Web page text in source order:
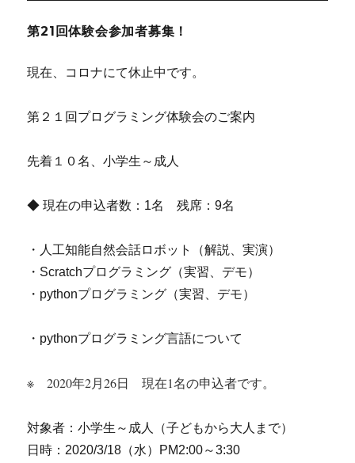
第21回体験会参加者募集！
現在、コロナにて休止中です。
第２１回プログラミング体験会のご案内
先着１０名、小学生～成人
◆ 現在の申込者数：1名 残席：9名
・人工知能自然会話ロボット（解説、実演）
・Scratchプログラミング（実習、デモ）
・pythonプログラミング（実習、デモ）
・pythonプログラミング言語について
※ 2020年2月26日 現在1名の申込者です。
対象者：小学生～成人（子どもから大人まで）
日時：2020/3/18（水）PM2:00～3:30